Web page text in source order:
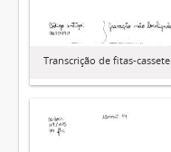
Transcrição de fitas-cassete